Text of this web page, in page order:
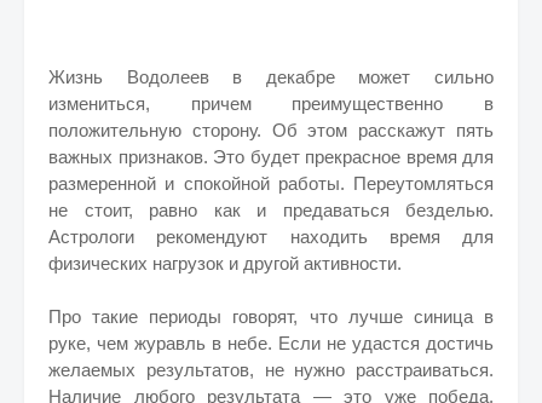
Жизнь Водолеев в декабре может сильно
измениться, причем преимущественно в
положительную сторону. Об этом расскажут пять
важных признаков. Это будет прекрасное время для
размеренной и спокойной работы. Переутомляться
не стоит, равно как и предаваться безделью.
Астрологи рекомендуют находить время для
физических нагрузок и другой активности.
Про такие периоды говорят, что лучше синица в
руке, чем журавль в небе. Если не удастся достичь
желаемых результатов, не нужно расстраиваться.
Наличие любого результата — это уже победа.